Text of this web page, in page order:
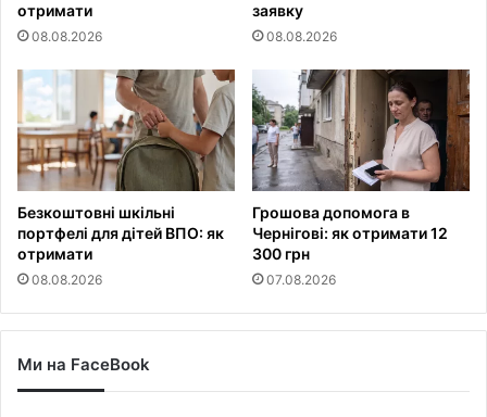
отримати
08.08.2026
заявку
08.08.2026
Безкоштовні шкільні
портфелі для дітей ВПО: як
отримати
08.08.2026
Грошова допомога в
Чернігові: як отримати 12
300 грн
07.08.2026
Ми на FaceBook